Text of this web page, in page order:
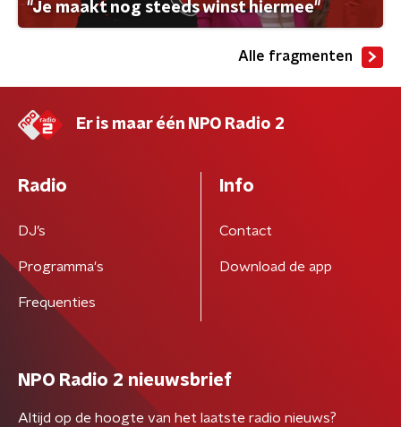
"Je maakt nog steeds winst hiermee"
Alle fragmenten
Er is maar één NPO Radio 2
Radio
DJ’s
Programma's
Frequenties
Info
Contact
Download de app
NPO Radio 2 nieuwsbrief
Altijd op de hoogte van het laatste radio nieuws?